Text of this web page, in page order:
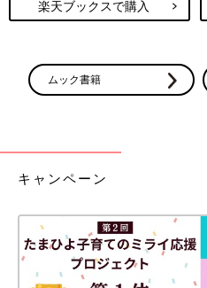
楽天ブックスで購入
ムック書籍
キャンペーン